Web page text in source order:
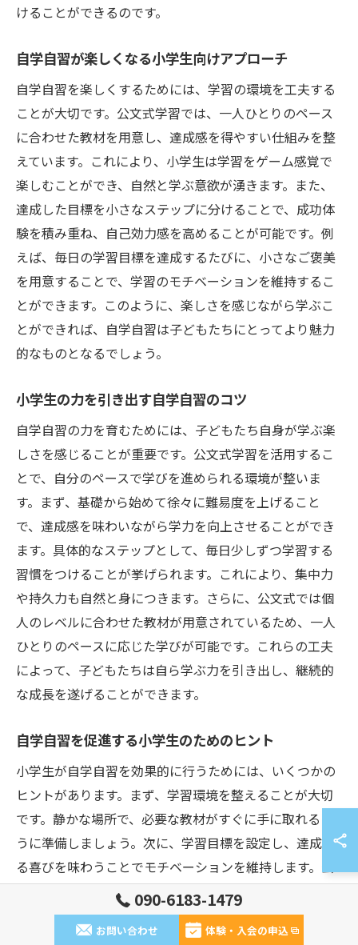
けることができるのです。
自学自習が楽しくなる小学生向けアプローチ
自学自習を楽しくするためには、学習の環境を工夫する
ことが大切です。公文式学習では、一人ひとりのペース
に合わせた教材を用意し、達成感を得やすい仕組みを整
えています。これにより、小学生は学習をゲーム感覚で
楽しむことができ、自然と学ぶ意欲が湧きます。また、
達成した目標を小さなステップに分けることで、成功体
験を積み重ね、自己効力感を高めることが可能です。例
えば、毎日の学習目標を達成するたびに、小さなご褒美
を用意することで、学習のモチベーションを維持するこ
とができます。このように、楽しさを感じながら学ぶこ
とができれば、自学自習は子どもたちにとってより魅力
的なものとなるでしょう。
小学生の力を引き出す自学自習のコツ
自学自習の力を育むためには、子どもたち自身が学ぶ楽
しさを感じることが重要です。公文式学習を活用するこ
とで、自分のペースで学びを進められる環境が整いま
す。まず、基礎から始めて徐々に難易度を上げること
で、達成感を味わいながら学力を向上させることができ
ます。具体的なステップとして、毎日少しずつ学習する
習慣をつけることが挙げられます。これにより、集中力
や持久力も自然と身につきます。さらに、公文式では個
人のレベルに合わせた教材が用意されているため、一人
ひとりのペースに応じた学びが可能です。これらの工夫
によって、子どもたちは自ら学ぶ力を引き出し、継続的
な成長を遂げることができます。
自学自習を促進する小学生のためのヒント
小学生が自学自習を効果的に行うためには、いくつかの
ヒントがあります。まず、学習環境を整えることが大切
です。静かな場所で、必要な教材がすぐに手に取れるよ
うに準備しましょう。次に、学習目標を設定し、達成す
る喜びを味わうことでモチベーションを維持します。公
文式学習では、個々の進度に合わせた目標設定が可能で
あり、これにより無理なく学習を続けられます。また、
定期的な振り返りを行うことで、自分の成長を確認し、
090-6183-1479
お問い合わせ 体験・入会の申込